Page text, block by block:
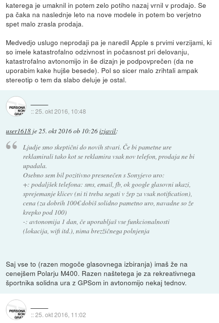
katerega je umaknil in potem zelo potiho nazaj vrnil v prodajo. Se
pa čaka na naslednje leto na nove modele in potem bo verjetno
spet malo zrasla prodaja.
Medvedjo uslugo neprodaji pa je naredil Apple s prvimi verzijami, ki
so imele katastrofalno odzivnost in počasnost pri delovanju,
katastrofalno avtonomijo in še dizajn je podpovprečen (da ne
uporabim kake hujše besede). Pol so sicer malo zrihtali ampak
stereotip o tem da slabo deluje je ostal.
::25. okt 2016, 10:48
user1618 je25. okt 2016 ob 10:26izjavil:
Ljudje smo skeptični do novih stvari. Če bi pametne ure
reklamirali tako kot se reklamira vsak nov telefon, prodaja ne bi
upadala.
Osebno sem bil pozitivno presenečen s Sonyjevo uro:
+: podaljšek telefona: sms, email, fb, ok google glasovni ukazi,
sprejemanje klicev (ni ti treba segati v žep za vsak notification),
cena (za dobrih 100€ dobiš solidno pametno uro, navadne so že
krepko pod 100)
-: avtonomija 1 dan, če uporabljaš vse funkcionalnosti
(lokacija, wifi itd.), nima brezžičnega polnjenja
Saj vse to (razen mogoče glasovnega izbiranja) imaš že na
cenejšem Polarju M400. Razen naštetega je za rekreativnega
športnika solidna ura z GPSom in avtonomijo nekaj tednov.
::25. okt 2016, 11:02